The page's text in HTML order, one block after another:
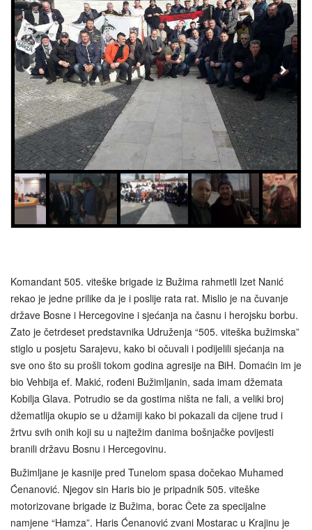
Komandant 505. viteške brigade iz Bužima rahmetli Izet Nanić
rekao je jedne prilike da je i poslije rata rat. Mislio je na čuvanje
države Bosne i Hercegovine i sjećanja na časnu i herojsku borbu.
Zato je četrdeset predstavnika Udruženja “505. viteška bužimska”
stiglo u posjetu Sarajevu, kako bi očuvali i podijelili sjećanja na
sve ono što su prošli tokom godina agresije na BiH. Domaćin im je
bio Vehbija ef. Makić, rođeni Bužimljanin, sada imam džemata
Kobilja Glava. Potrudio se da gostima ništa ne fali, a veliki broj
džematlija okupio se u džamiji kako bi pokazali da cijene trud i
žrtvu svih onih koji su u najtežim danima bošnjačke povijesti
branili državu Bosnu i Hercegovinu.
Bužimljane je kasnije pred Tunelom spasa dočekao Muhamed
Ćenanović. Njegov sin Haris bio je pripadnik 505. viteške
motorizovane brigade iz Bužima, borac Čete za specijalne
namjene “Hamza”. Haris Ćenanović zvani Mostarac u Krajinu je